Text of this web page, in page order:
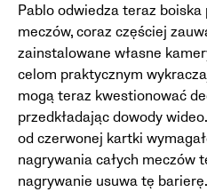
Pablo odwiedza teraz
meczów, coraz częściej
zainstalowane własne
celom praktycznym
mogą teraz kwestionować
przedkładając dowody
od czerwonej kartki
nagrywania całych meczów
nagrywanie usuwa tę barierę.